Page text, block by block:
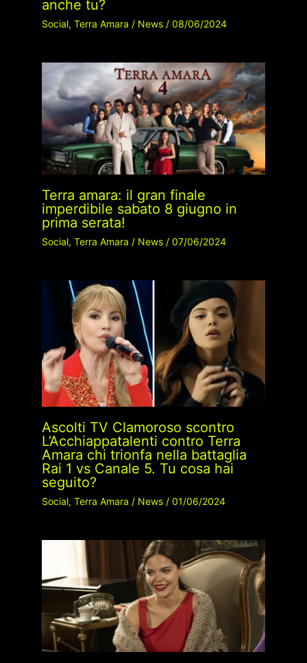
anche tu?
Social, Terra Amara / News/ 08/06/2024
Terra amara: il gran finale
imperdibile sabato 8 giugno in
prima serata!
Social, Terra Amara / News/ 07/06/2024
Ascolti TV Clamoroso scontro
L’Acchiappatalenti contro Terra
Amara chi trionfa nella battaglia
Rai 1 vs Canale 5. Tu cosa hai
seguito?
Social, Terra Amara / News/ 01/06/2024